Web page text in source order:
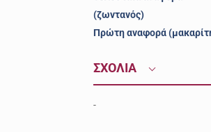
(ζωντανός)
Πρώτη αναφορά
ΣΧΟΛΙΑ
-